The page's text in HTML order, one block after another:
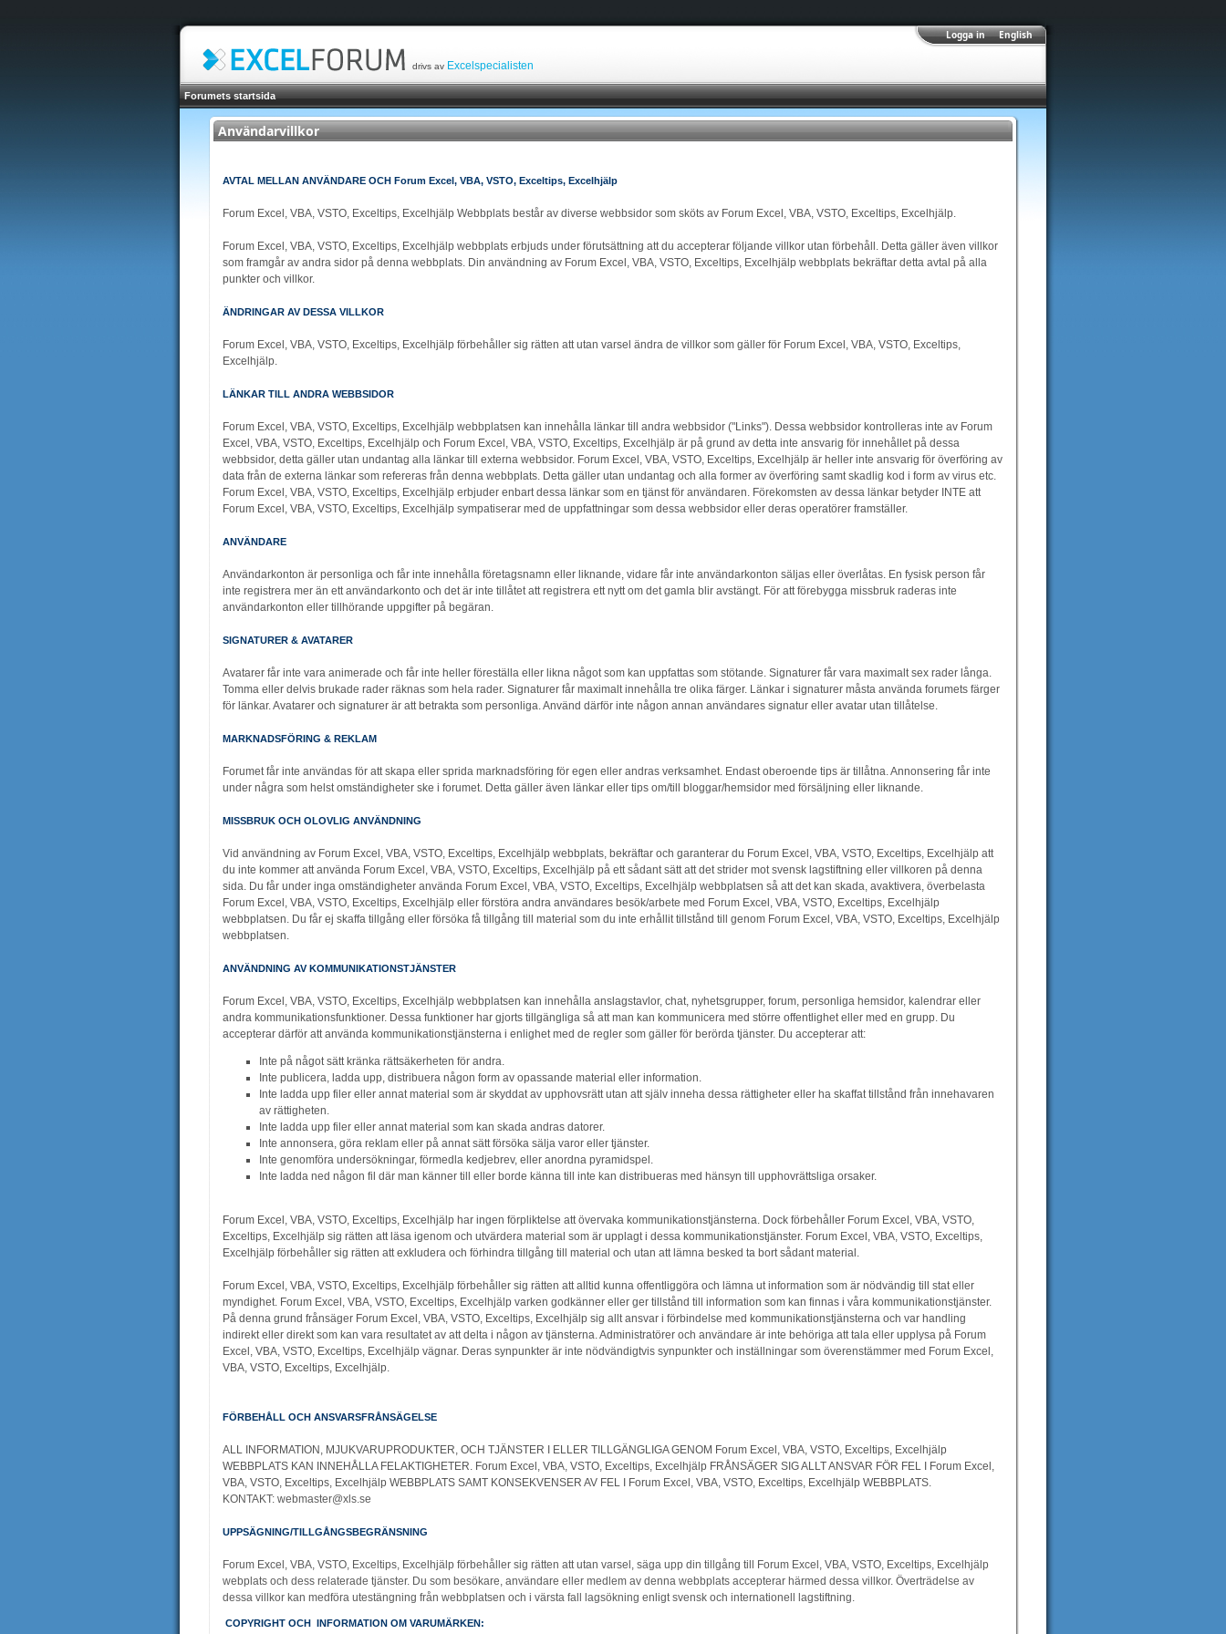
drivs av Excelspecialisten
Logga in English
Forumets startsida
Användarvillkor
AVTAL MELLAN ANVÄNDARE OCH Forum Excel, VBA, VSTO, Exceltips, Excelhjälp
Forum Excel, VBA, VSTO, Exceltips, Excelhjälp Webbplats består av diverse webbsidor som sköts av Forum Excel, VBA, VSTO, Exceltips, Excelhjälp.
Forum Excel, VBA, VSTO, Exceltips, Excelhjälp webbplats erbjuds under förutsättning att du accepterar följande villkor utan förbehåll. Detta gäller även villkor
som framgår av andra sidor på denna webbplats. Din användning av Forum Excel, VBA, VSTO, Exceltips, Excelhjälp webbplats bekräftar detta avtal på alla
punkter och villkor.
ÄNDRINGAR AV DESSA VILLKOR
Forum Excel, VBA, VSTO, Exceltips, Excelhjälp förbehåller sig rätten att utan varsel ändra de villkor som gäller för Forum Excel, VBA, VSTO, Exceltips,
Excelhjälp.
LÄNKAR TILL ANDRA WEBBSIDOR
Forum Excel, VBA, VSTO, Exceltips, Excelhjälp webbplatsen kan innehålla länkar till andra webbsidor ("Links"). Dessa webbsidor kontrolleras inte av Forum
Excel, VBA, VSTO, Exceltips, Excelhjälp och Forum Excel, VBA, VSTO, Exceltips, Excelhjälp är på grund av detta inte ansvarig för innehållet på dessa
webbsidor, detta gäller utan undantag alla länkar till externa webbsidor. Forum Excel, VBA, VSTO, Exceltips, Excelhjälp är heller inte ansvarig för överföring av
data från de externa länkar som refereras från denna webbplats. Detta gäller utan undantag och alla former av överföring samt skadlig kod i form av virus etc.
Forum Excel, VBA, VSTO, Exceltips, Excelhjälp erbjuder enbart dessa länkar som en tjänst för användaren. Förekomsten av dessa länkar betyder INTE att
Forum Excel, VBA, VSTO, Exceltips, Excelhjälp sympatiserar med de uppfattningar som dessa webbsidor eller deras operatörer framställer.
ANVÄNDARE
Användarkonton är personliga och får inte innehålla företagsnamn eller liknande, vidare får inte användarkonton säljas eller överlåtas. En fysisk person får
inte registrera mer än ett användarkonto och det är inte tillåtet att registrera ett nytt om det gamla blir avstängt. För att förebygga missbruk raderas inte
användarkonton eller tillhörande uppgifter på begäran.
SIGNATURER & AVATARER
Avatarer får inte vara animerade och får inte heller föreställa eller likna något som kan uppfattas som stötande. Signaturer får vara maximalt sex rader långa.
Tomma eller delvis brukade rader räknas som hela rader. Signaturer får maximalt innehålla tre olika färger. Länkar i signaturer måsta använda forumets färger
för länkar. Avatarer och signaturer är att betrakta som personliga. Använd därför inte någon annan användares signatur eller avatar utan tillåtelse.
MARKNADSFÖRING & REKLAM
Forumet får inte användas för att skapa eller sprida marknadsföring för egen eller andras verksamhet. Endast oberoende tips är tillåtna. Annonsering får inte
under några som helst omständigheter ske i forumet. Detta gäller även länkar eller tips om/till bloggar/hemsidor med försäljning eller liknande.
MISSBRUK OCH OLOVLIG ANVÄNDNING
Vid användning av Forum Excel, VBA, VSTO, Exceltips, Excelhjälp webbplats, bekräftar och garanterar du Forum Excel, VBA, VSTO, Exceltips, Excelhjälp att
du inte kommer att använda Forum Excel, VBA, VSTO, Exceltips, Excelhjälp på ett sådant sätt att det strider mot svensk lagstiftning eller villkoren på denna
sida. Du får under inga omständigheter använda Forum Excel, VBA, VSTO, Exceltips, Excelhjälp webbplatsen så att det kan skada, avaktivera, överbelasta
Forum Excel, VBA, VSTO, Exceltips, Excelhjälp eller förstöra andra användares besök/arbete med Forum Excel, VBA, VSTO, Exceltips, Excelhjälp
webbplatsen. Du får ej skaffa tillgång eller försöka få tillgång till material som du inte erhållit tillstånd till genom Forum Excel, VBA, VSTO, Exceltips, Excelhjälp
webbplatsen.
ANVÄNDNING AV KOMMUNIKATIONSTJÄNSTER
Forum Excel, VBA, VSTO, Exceltips, Excelhjälp webbplatsen kan innehålla anslagstavlor, chat, nyhetsgrupper, forum, personliga hemsidor, kalendrar eller
andra kommunikationsfunktioner. Dessa funktioner har gjorts tillgängliga så att man kan kommunicera med större offentlighet eller med en grupp. Du
accepterar därför att använda kommunikationstjänsterna i enlighet med de regler som gäller för berörda tjänster. Du accepterar att:
Inte på något sätt kränka rättsäkerheten för andra.
Inte publicera, ladda upp, distribuera någon form av opassande material eller information.
Inte ladda upp filer eller annat material som är skyddat av upphovsrätt utan att själv inneha dessa rättigheter eller ha skaffat tillstånd från innehavaren
av rättigheten.
Inte ladda upp filer eller annat material som kan skada andras datorer.
Inte annonsera, göra reklam eller på annat sätt försöka sälja varor eller tjänster.
Inte genomföra undersökningar, förmedla kedjebrev, eller anordna pyramidspel.
Inte ladda ned någon fil där man känner till eller borde känna till inte kan distribueras med hänsyn till upphovrättsliga orsaker.
Forum Excel, VBA, VSTO, Exceltips, Excelhjälp har ingen förpliktelse att övervaka kommunikationstjänsterna. Dock förbehåller Forum Excel, VBA, VSTO,
Exceltips, Excelhjälp sig rätten att läsa igenom och utvärdera material som är upplagt i dessa kommunikationstjänster. Forum Excel, VBA, VSTO, Exceltips,
Excelhjälp förbehåller sig rätten att exkludera och förhindra tillgång till material och utan att lämna besked ta bort sådant material.
Forum Excel, VBA, VSTO, Exceltips, Excelhjälp förbehåller sig rätten att alltid kunna offentliggöra och lämna ut information som är nödvändig till stat eller
myndighet. Forum Excel, VBA, VSTO, Exceltips, Excelhjälp varken godkänner eller ger tillstånd till information som kan finnas i våra kommunikationstjänster.
På denna grund frånsäger Forum Excel, VBA, VSTO, Exceltips, Excelhjälp sig allt ansvar i förbindelse med kommunikationstjänsterna och var handling
indirekt eller direkt som kan vara resultatet av att delta i någon av tjänsterna. Administratörer och användare är inte behöriga att tala eller upplysa på Forum
Excel, VBA, VSTO, Exceltips, Excelhjälp vägnar. Deras synpunkter är inte nödvändigtvis synpunkter och inställningar som överenstämmer med Forum Excel,
VBA, VSTO, Exceltips, Excelhjälp.
FÖRBEHÅLL OCH ANSVARSFRÅNSÄGELSE
ALL INFORMATION, MJUKVARUPRODUKTER, OCH TJÄNSTER I ELLER TILLGÄNGLIGA GENOM Forum Excel, VBA, VSTO, Exceltips, Excelhjälp
WEBBPLATS KAN INNEHÅLLA FELAKTIGHETER. Forum Excel, VBA, VSTO, Exceltips, Excelhjälp FRÅNSÄGER SIG ALLT ANSVAR FÖR FEL I Forum Excel,
VBA, VSTO, Exceltips, Excelhjälp WEBBPLATS SAMT KONSEKVENSER AV FEL I Forum Excel, VBA, VSTO, Exceltips, Excelhjälp WEBBPLATS.
KONTAKT: webmaster@xls.se
UPPSÄGNING/TILLGÅNGSBEGRÄNSNING
Forum Excel, VBA, VSTO, Exceltips, Excelhjälp förbehåller sig rätten att utan varsel, säga upp din tillgång till Forum Excel, VBA, VSTO, Exceltips, Excelhjälp
webplats och dess relaterade tjänster. Du som besökare, användare eller medlem av denna webbplats accepterar härmed dessa villkor. Överträdelse av
dessa villkor kan medföra utestängning från webbplatsen och i värsta fall lagsökning enligt svensk och internationell lagstiftning.
COPYRIGHT OCH INFORMATION OM VARUMÄRKEN: